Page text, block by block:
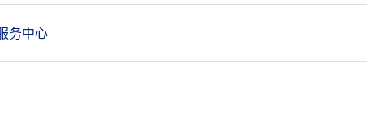
务中心